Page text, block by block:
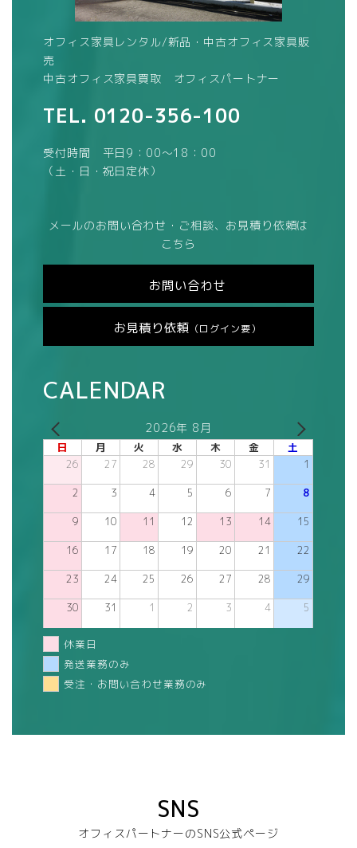
オフィス家具レンタル/新品・中古オフィス家具販
売
中古オフィス家具買取 オフィスパートナー
TEL. 0120-356-100
受付時間 平日9：00～18：00
（土・日・祝日定休）
メールのお問い合わせ・ご相談、お見積り依頼は
こちら
お問い合わせ
お見積り依頼 （ログイン要）
CALENDAR
2026年 8月
日 月 火 水 木 金 土
26 27 28 29 30 31 1
2 3 4 5 6 7 8
9 10 11 12 13 14 15
16 17 18 19 20 21 22
23 24 25 26 27 28 29
30 31 1 2 3 4 5
休業日
発送業務のみ
受注・お問い合わせ業務のみ
SNS
オフィスパートナーのSNS公式ページ